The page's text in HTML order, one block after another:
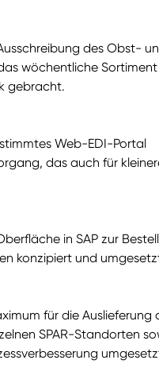
des Obst-
wöchentliche Sortiment
gebracht.
Web-EDI-Portal
das auch für
in SAP zur
konzipiert und
für die Auslieferung
SPAR-Standorten